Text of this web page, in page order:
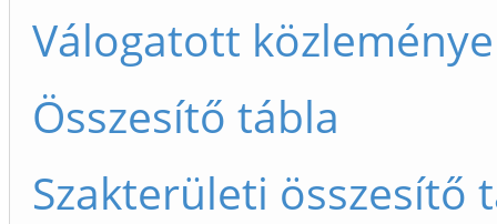
Válogatott
Összesítő tábla
Szakterületi összesítő